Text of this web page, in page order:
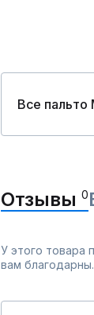
Все пальто
Отзывы 0
У этого товара
вам благодарны.